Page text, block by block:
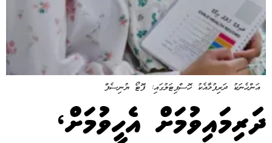
އަންހެނަކު ދަރިފުޅާއެކު ހޮސްޕިޓަލުގައި: ފޮޓޯ ޔުނިސެފް
ދަރިމައިވުމަށް އެހީވުމަށް،